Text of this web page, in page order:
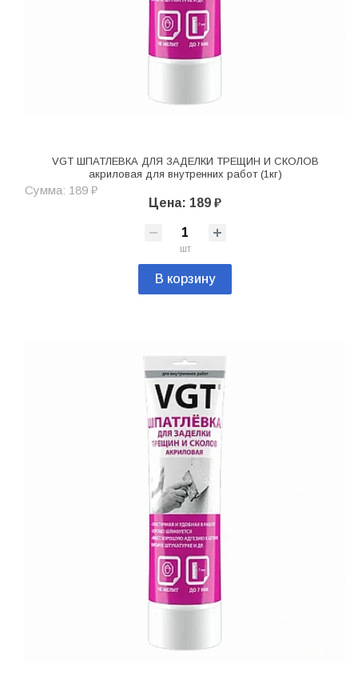
VGT ШПАТЛЕВКА ДЛЯ ЗАДЕЛКИ ТРЕЩИН И СКОЛОВ
акриловая для внутренних работ (1кг)
Сумма: 189 ₽
Цена: 189 ₽
шт
В корзину